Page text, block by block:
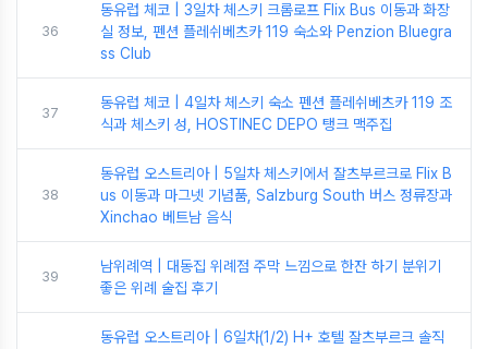
36
동유럽 체코 | 3일차 체스키 크롬로프 Flix Bus 이동과 화장
실 정보, 펜션 플레쉬베츠카 119 숙소와 Penzion Bluegra
ss Club
37
동유럽 체코 | 4일차 체스키 숙소 펜션 플레쉬베츠카 119 조
식과 체스키 성, HOSTINEC DEPO 탱크 맥주집
38
동유럽 오스트리아 | 5일차 체스키에서 잘츠부르크로 Flix B
us 이동과 마그넷 기념품, Salzburg South 버스 정류장과
Xinchao 베트남 음식
39
남위례역 | 대동집 위례점 주막 느낌으로 한잔 하기 분위기
좋은 위례 술집 후기
동유럽 오스트리아 | 6일차(1/2) H+ 호텔 잘츠부르크 솔직